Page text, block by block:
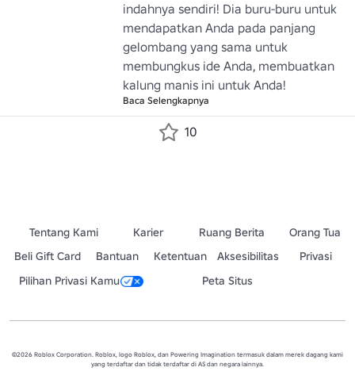
indahnya sendiri! Dia buru-buru untuk
mendapatkan Anda pada panjang
gelombang yang sama untuk
membungkus ide Anda, membuatkan
kalung manis ini untuk Anda!
Baca Selengkapnya
10
Tentang Kami Karier Ruang Berita
Orang Tua
Beli Gift Card
Bantuan Ketentuan Aksesibilitas
Privasi
Pilihan Privasi Kamu
Peta Situs
©2026 Roblox Corporation. Roblox, logo Roblox, dan Powering Imagination termasuk dalam merek dagang kami
yang terdaftar dan tidak terdaftar di AS dan negara lainnya.